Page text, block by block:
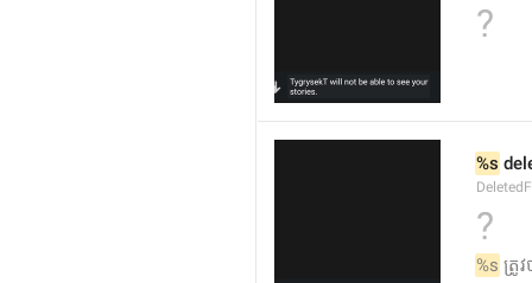
?
%s
?
%s ត្រូ